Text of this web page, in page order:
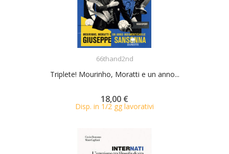
66thand2nd
Triplete! Mourinho, Moratti e un anno...
18,00 €
Disp. in 1/2 gg lavorativi